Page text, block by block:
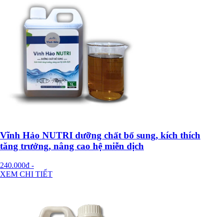
Vĩnh Hảo NUTRI dưỡng chất bổ sung, kích thích
tăng trưởng, nâng cao hệ miễn dịch
240.000đ -
XEM CHI TIẾT